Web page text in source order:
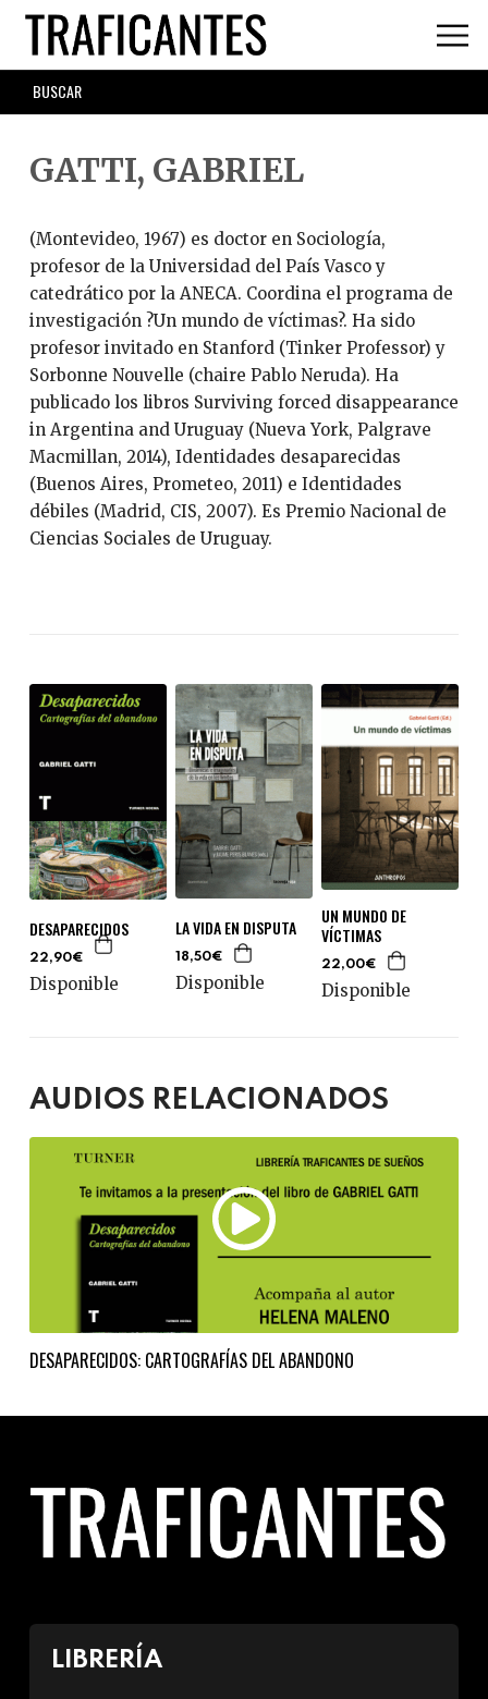
Skip
main
content
SEARCH
FORM
GATTI, GABRIEL
(Montevideo, 1967) es doctor en Sociología,
profesor de la Universidad del País Vasco y
catedrático por la ANECA. Coordina el programa de
investigación ?Un mundo de víctimas?. Ha sido
profesor invitado en Stanford (Tinker Professor) y
Sorbonne Nouvelle (chaire Pablo Neruda). Ha
publicado los libros Surviving forced disappearance
in Argentina and Uruguay (Nueva York, Palgrave
Macmillan, 2014), Identidades desaparecidas
(Buenos Aires, Prometeo, 2011) e Identidades
débiles (Madrid, CIS, 2007). Es Premio Nacional de
Ciencias Sociales de Uruguay.
DESAPARECIDOS
22,90€
Disponible
LA VIDA EN DISPUTA
18,50€
Disponible
UN MUNDO DE
VÍCTIMAS
22,00€
Disponible
AUDIOS RELACIONADOS
DESAPARECIDOS: CARTOGRAFÍAS DEL ABANDONO
LIBRERÍA